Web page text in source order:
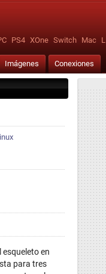
PS4 XOne Switch Mac
Imágenes Conexiones
en
para tres